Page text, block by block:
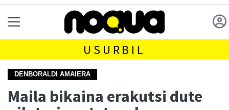
USURBIL
DENBORALDI AMAIERA
Maila bikaina erakutsi dute